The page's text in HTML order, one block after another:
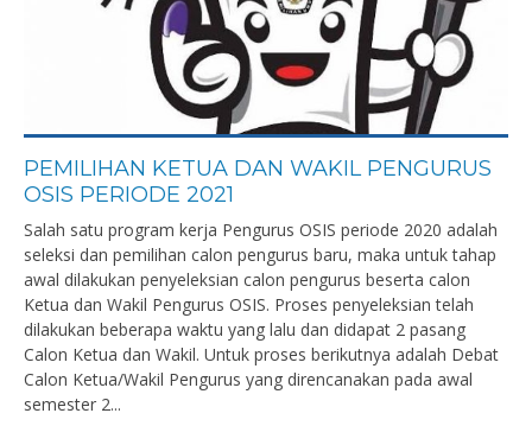
PEMILIHAN KETUA DAN WAKIL PENGURUS
OSIS PERIODE 2021
Salah satu program kerja Pengurus OSIS periode 2020 adalah
seleksi dan pemilihan calon pengurus baru, maka untuk tahap
awal dilakukan penyeleksian calon pengurus beserta calon
Ketua dan Wakil Pengurus OSIS. Proses penyeleksian telah
dilakukan beberapa waktu yang lalu dan didapat 2 pasang
Calon Ketua dan Wakil. Untuk proses berikutnya adalah Debat
Calon Ketua/Wakil Pengurus yang direncanakan pada awal
semester 2...